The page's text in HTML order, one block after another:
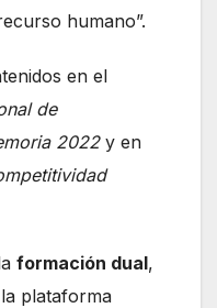
humano”.
en el
de
2022y en
formación dual,
plataforma